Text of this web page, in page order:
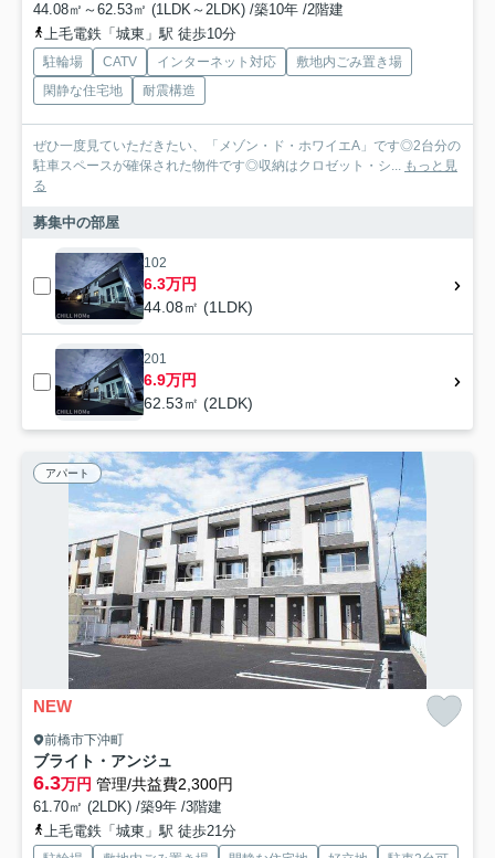
44.08㎡～62.53㎡ (1LDK～2LDK) /築10年 /2階建
上毛電鉄「城東」駅 徒歩10分
駐輪場 CATV インターネット対応
敷地内ごみ置き場
閑静な住宅地
耐震構造
ぜひ一度見ていただきたい、「メゾン・ド・ホワイエA」です◎2台分の
駐車スペースが確保された物件です◎収納はクロゼット・シ... もっと見
る
募集中の部屋
102
6.3万円
44.08㎡ (1LDK)
201
6.9万円
62.53㎡ (2LDK)
アパート
NEW
前橋市下沖町
ブライト・アンジュ
6.3万円 管理/共益費2,300円
61.70㎡ (2LDK) /築9年 /3階建
上毛電鉄「城東」駅 徒歩21分